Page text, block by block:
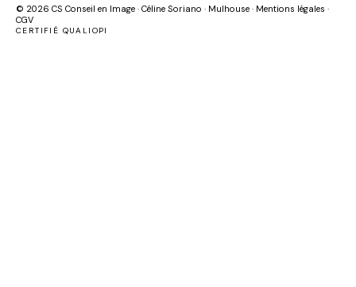
© 2026 CS Conseil en Image · Céline Soriano · Mulhouse · Mentions légales ·
CGV
CERTIFIÉ QUALIOPI